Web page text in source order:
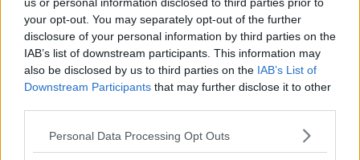
your opt-out. You may separately opt-out of the further
disclosure of your personal information by third parties on the
IAB’s list of downstream participants. This information may
also be disclosed by us to third parties on the IAB’s List of
Downstream Participants that may further disclose it to other
Personal Data Processing Opt Outs